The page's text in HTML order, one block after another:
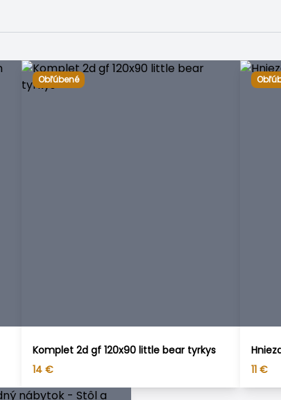
Obľúbené
Komplet 2d gf 120x90 little bear tyrkys
14 €
11 €